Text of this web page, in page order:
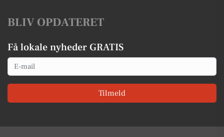
BLIV OPDATERET
Få lokale nyheder GRATIS
Email
Tilmeld